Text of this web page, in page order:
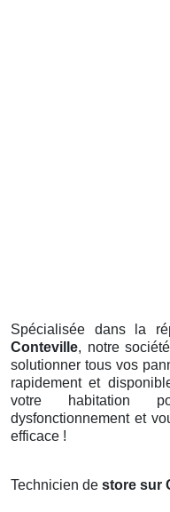
Spécialisée dans la
Conteville, notre
solutionner tous vos
rapidement et
votre habitation
dysfonctionnement et
efficace !
Technicien de store sur